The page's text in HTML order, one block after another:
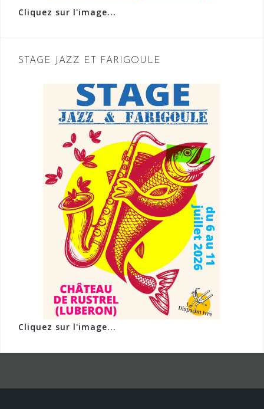
Cliquez sur l'image...
STAGE JAZZ ET FARIGOULE
Cliquez sur l'image...